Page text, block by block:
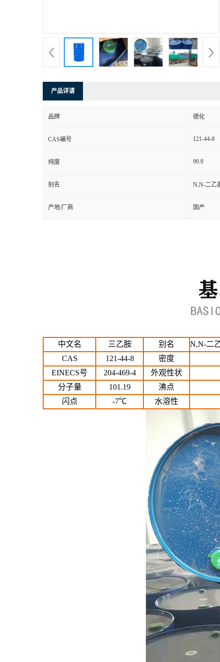
产品详请
品牌 德化
CAS编号 121-44-8
纯度 99.9
别名 N,N-二乙
产地/厂商 国产
中文名 三乙胺 别名
N,N-二
CAS
121-44-8
密度
EINECS号
204-469-4
外观性状
分子量
101.19
沸点
闪点
-7℃ 水溶性